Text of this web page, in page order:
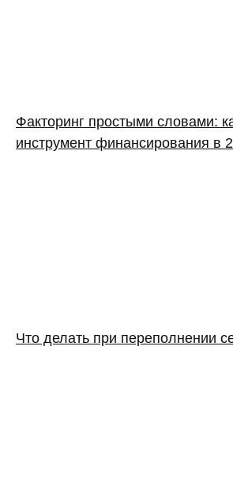
Факторинг простыми словами:
инструмент финансирования в
Что делать при переполнении